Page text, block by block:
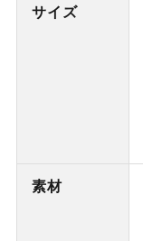
サイズ
素材